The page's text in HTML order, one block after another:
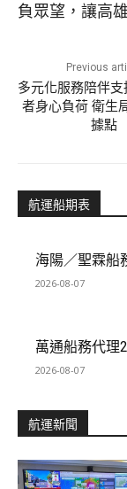
負眾望，讓高
Previous
多元化服務陪伴
者身心負荷 衛生
據點
航運船期表
海陽／聖霖船
2026-08-07
萬通船務代理
2026-08-07
航運新聞